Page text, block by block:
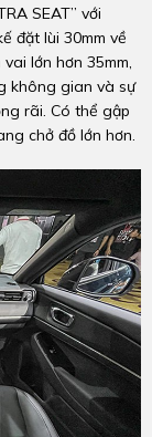
SEAT” với
đặt lùi 30mm về
lớn hơn 35mm,
không gian và sự
rãi. Có thể gập
chở đồ lớn hơn.